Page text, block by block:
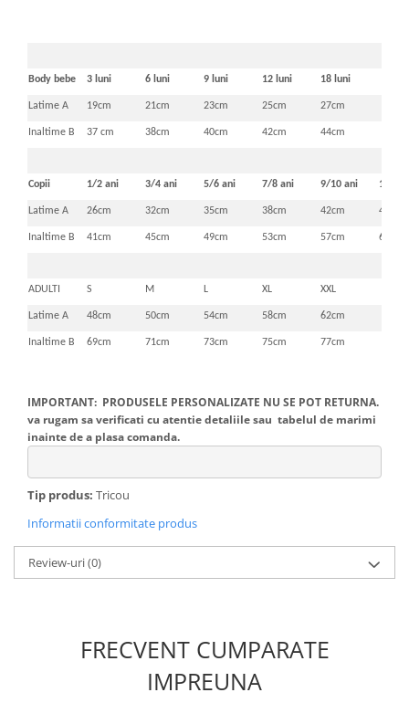
Body bebe 3 luni 6 luni 9 luni 12 luni 18 luni
Latime A 19cm 21cm 23cm 25cm 27cm
Inaltime B 37 cm 38cm 40cm 42cm 44cm
Copii 1/2 ani 3/4 ani 5/6 ani 7/8 ani 9/10 ani 11/12
Latime A 26cm 32cm 35cm 38cm 42cm 46cm
Inaltime B 41cm 45cm 49cm 53cm 57cm 61cm
ADULTI S M L XL XXL
Latime A 48cm 50cm 54cm 58cm 62cm
Inaltime B 69cm 71cm 73cm 75cm 77cm
IMPORTANT: PRODUSELE PERSONALIZATE NU SE POT RETURNA.
va rugam sa verificati cu atentie detaliile sau tabelul de marimi
inainte de a plasa comanda.
Tip produs: Tricou
Informatii conformitate produs
Review-uri(0)
FRECVENT CUMPARATE
IMPREUNA